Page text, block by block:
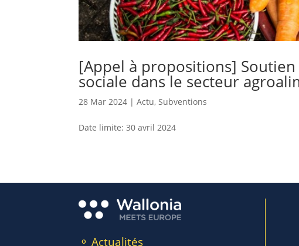
[Appel à propositions]
sociale dans le secteur
28 Mar 2024 |Actu,Subventions
Date limite: 30 avril 2024
⚬ Actualités